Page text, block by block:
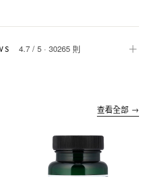
4.7/ 5· 30265 則 ＋
查看全部 →